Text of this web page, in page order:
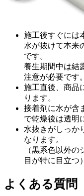
施工後すぐには
水が抜けて本来
です。
養生期間中は結
注意が必要です。
施工直後、商品
ります。
接着剤に水が含
で乾燥後は透明
水抜きがしっか
なります。
（黒系色以外
目が特に目立つ）
よくある質問